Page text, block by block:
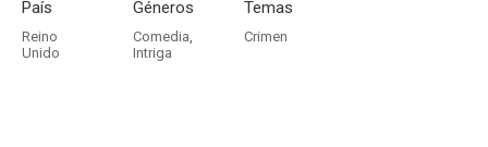
País
Reino
Unido
Géneros
Comedia,
Intriga
Temas
Crimen